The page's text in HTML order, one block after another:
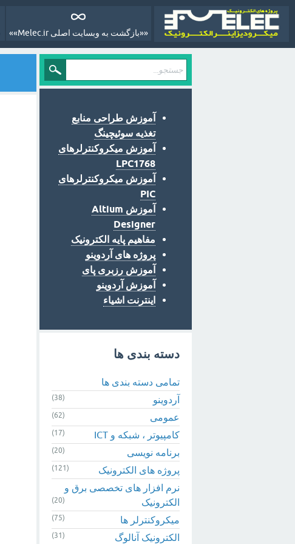
««بازگشت به وبسایت اصلی Melec.ir»»
آموزش طراحی منابع
تغذیه سوئیچینگ
آموزش میکروکنترلرهای
LPC1768
آموزش میکروکنترلرهای
PIC
آموزش Altium
Designer
مفاهیم پایه الکترونیک
پروژه های آردوینو
آموزش رزبری پای
آموزش آردوینو
اینترنت اشیاء
دسته بندی ها
تمامی دسته بندی ها
آردوینو
(38)
عمومی (62)
کامپیوتر ، شبکه و ICT (17)
برنامه نویسی (20)
پروژه های الکترونیک (121)
نرم افزار های تخصصی برق و
الکترونیک
(20)
میکروکنترلر ها (75)
الکترونیک آنالوگ (31)